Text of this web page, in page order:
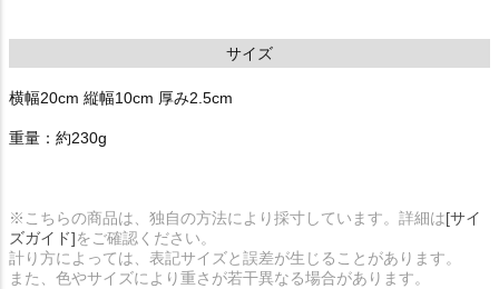
サイズ
横幅20cm 縦幅10cm 厚み2.5cm
重量：約230g
※こちらの商品は、独自の方法により採寸しています。詳細は[サイ
ズガイド]をご確認ください。
計り方によっては、表記サイズと誤差が生じることがあります。
また、色やサイズにより重さが若干異なる場合があります。